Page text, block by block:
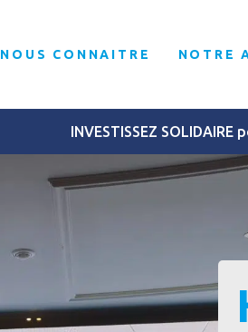
NOUS CONNAITRE NOTRE
INVESTISSEZ